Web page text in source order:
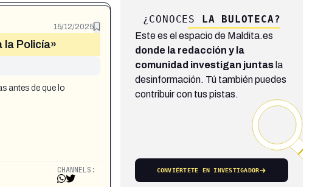
15/12/2025
la Policía»
antes de que lo
CHANNELS:
¿CONOCES LA BULOTECA?
Este es el espacio de Maldita.es
donde la redacción y la
comunidad investigan juntasla
desinformación. Tú también puedes
contribuir con tus pistas.
CONVIÉRTETE EN INVESTIGADOR